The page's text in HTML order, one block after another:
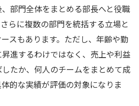
部門全体をまとめる部長へと役職
らに複数の部門を統括する立場と
スもあります。ただし、年齢や勤
進するわけではなく、売上や利益
たか、何人のチームをまとめて成
的な実績が評価の対象になりま